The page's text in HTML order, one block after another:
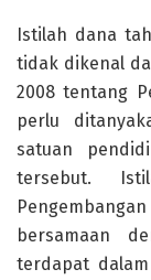
Istilah dana
tidak dikenal
2008 tentang
perlu
satuan
tersebut.
bersamaan
terdapat